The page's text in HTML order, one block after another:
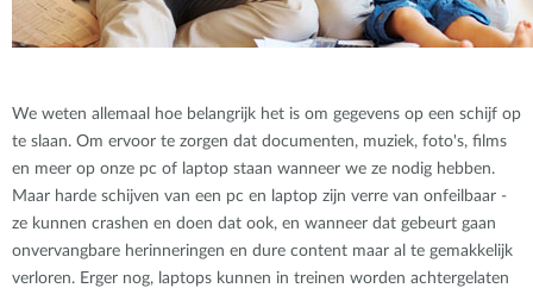
We weten allemaal hoe belangrijk het is om gegevens op een schijf op
te slaan. Om ervoor te zorgen dat documenten, muziek, foto's, films
en meer op onze pc of laptop staan wanneer we ze nodig hebben.
Maar harde schijven van een pc en laptop zijn verre van onfeilbaar -
ze kunnen crashen en doen dat ook, en wanneer dat gebeurt gaan
onvervangbare herinneringen en dure content maar al te gemakkelijk
verloren. Erger nog, laptops kunnen in treinen worden achtergelaten